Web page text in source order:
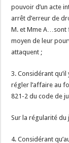
pouvoir d’un acte
arrêt d’erreur de
M. et Mme A…sont
moyen de leur
attaquent ;
3. Considérant
régler l’affaire au
821-2 du code de
Sur la régularité
4. Considérant